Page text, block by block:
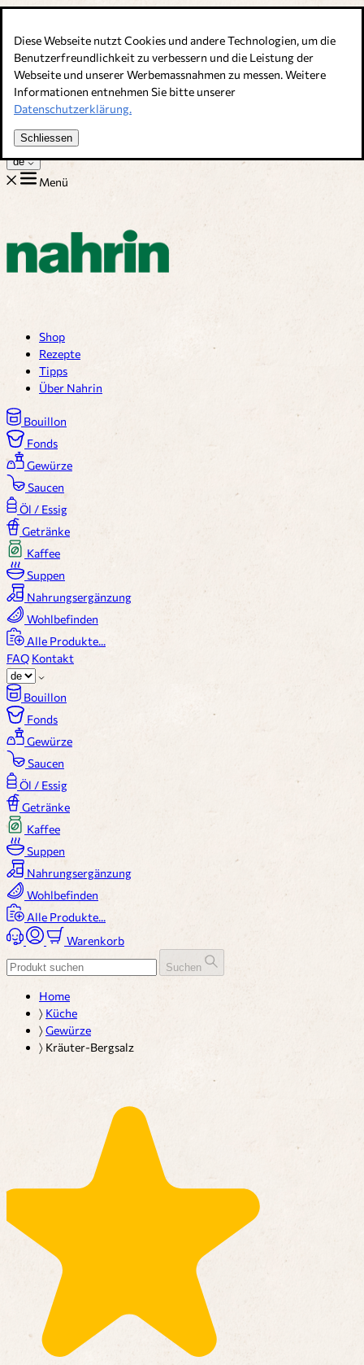
Diese Webseite nutzt Cookies und andere Technologien, um die
Benutzerfreundlichkeit zu verbessern und die Leistung der
Webseite und unserer Werbemassnahmen zu messen. Weitere
Informationen entnehmen Sie bitte unserer
Datenschutzerklärung.
Schliessen
Bouillons, Gewürze & Nahrungsergänzung. Schweizer Qualität
Kundenservice
Rezepte
Tipps
Über uns
Jobs
de
Menü
Shop
Rezepte
Tipps
Über Nahrin
Bouillon
Fonds
Gewürze
Saucen
Öl / Essig
Getränke
Kaffee
Suppen
Nahrungsergänzung
Wohlbefinden
Alle Produkte...
FAQ Kontakt
Bouillon
Fonds
Gewürze
Saucen
Öl / Essig
Getränke
Kaffee
Suppen
Nahrungsergänzung
Wohlbefinden
Alle Produkte...
Warenkorb
Suchen
Home
〉 Küche
〉Gewürze
〉 Kräuter-Bergsalz